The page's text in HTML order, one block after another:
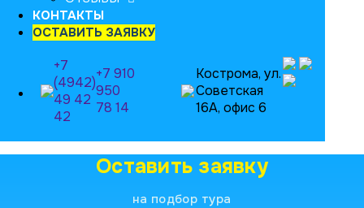
КОНТАКТЫ
ОСТАВИТЬ ЗАЯВКУ
+7
(4942)
49 42
42
+7 910
950
78 14
Кострома, ул.
Советская
16А, офис 6
Оставить заявку
на подбор тура